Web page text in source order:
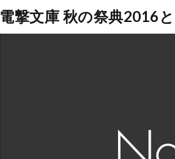
電撃文庫 秋の祭典2016